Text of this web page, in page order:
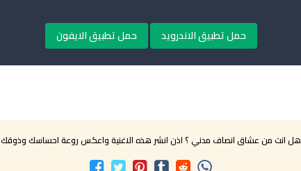
حمل تطبيق الاندرويد حمل تطبيق الايفون
هل انت من عشاق انصاف مدني ؟ اذن انشر هذه الاغنية واعكس روعة احساسك وذوقك